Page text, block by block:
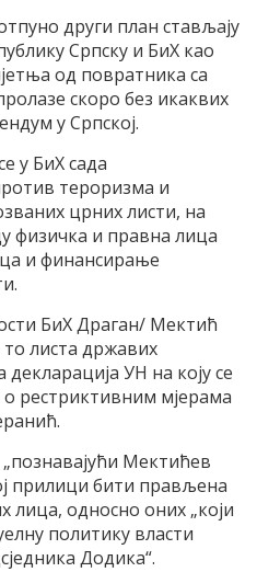
други план стављају
Српску и БиХ као
од повратника са
скоро без икаквих
у Српској.
у БиХ сада
тероризма и
црних листи, на
физичка и правна лица
и финансирање
БиХ Драган/ Мектић
то листа државих
УН на коју се
рестриктивним мјерама
Мектићев
прилици бити прављена
лица, односно оних „који
политику власти
Додика“.